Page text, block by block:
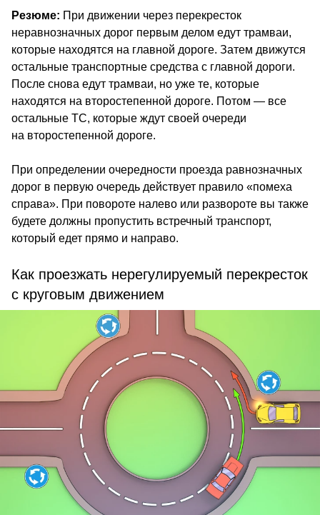
Резюме: При движении через перекресток
неравнозначных дорог первым делом едут трамваи,
которые находятся на главной дороге. Затем движутся
остальные транспортные средства с главной дороги.
После снова едут трамваи, но уже те, которые
находятся на второстепенной дороге. Потом — все
остальные ТС, которые ждут своей очереди
на второстепенной дороге.
При определении очередности проезда равнозначных
дорог в первую очередь действует правило «помеха
справа». При повороте налево или развороте вы также
будете должны пропустить встречный транспорт,
который едет прямо и направо.
Как проезжать нерегулируемый перекресток
с круговым движением